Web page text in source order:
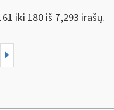
iki 180 iš 7,293 irašų.